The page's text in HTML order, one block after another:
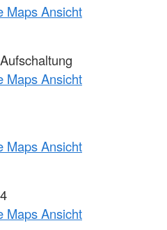
Maps Ansicht
Maps Ansicht
Maps Ansicht
Maps Ansicht